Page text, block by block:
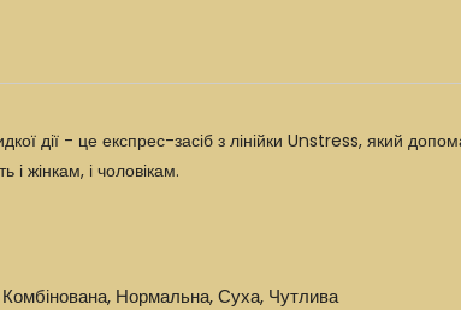
дії - це експрес-засіб з лінійки Unstress, який
і жінкам, і чоловікам.
Комбінована, Нормальна, Суха, Чутлива